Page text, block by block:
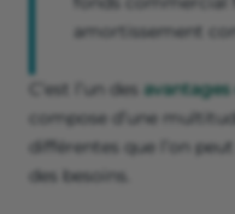
amortissement
C’est l’un des
compose d’une
différentes que l’on
des besoins.